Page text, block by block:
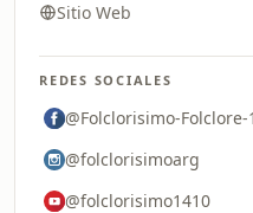
Sitio Web
REDES SOCIALES
@Folclorisimo-
@folclorisimoarg
@folclorisimo1410